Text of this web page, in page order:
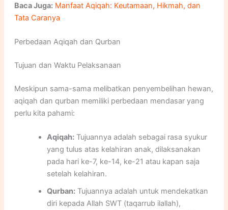
Baca Juga: Manfaat Aqiqah: Keutamaan, Hikmah, dan
Tata Caranya
Perbedaan Aqiqah dan Qurban
Tujuan dan Waktu Pelaksanaan
Meskipun sama-sama melibatkan penyembelihan hewan,
aqiqah dan qurban memiliki perbedaan mendasar yang
perlu kita pahami:
Aqiqah:Tujuannya adalah sebagai rasa syukur
yang tulus atas kelahiran anak, dilaksanakan
pada hari ke-7, ke-14, ke-21 atau kapan saja
setelah kelahiran.
Qurban:Tujuannya adalah untuk mendekatkan
diri kepada Allah SWT (taqarrub ilallah),